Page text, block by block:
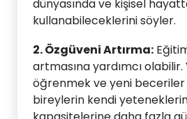
dünyasında ve kişisel
kullanabileceklerini söyler.
2. Özgüveni Artırma:
artmasına yardımcı
öğrenmek ve yeni
bireylerin kendi